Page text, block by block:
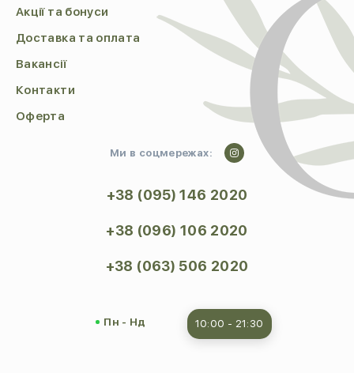
Акції та бонуси
Доставка та оплата
Вакансії
Контакти
Оферта
Ми в соцмережах:
+38 (095) 146 2020
+38 (096) 106 2020
+38 (063) 506 2020
Пн - Нд 10:00 - 21:30